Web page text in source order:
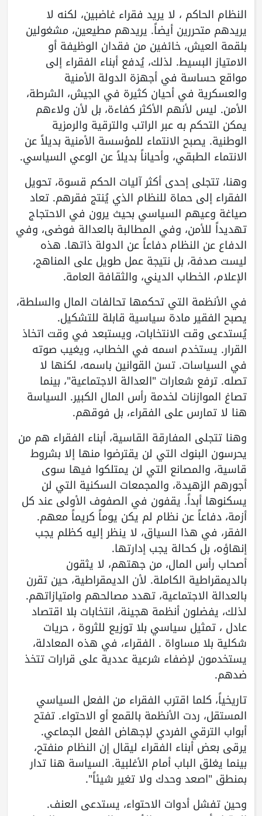
النظام الحاكم ، لا يريد فقراء غاضبين، لكنه لا
يريدهم متحررين أيضاً. يريدهم مطيعين، مشغولين
بلقمة العيش، خائفين من فقدان الوظيفة أو
الامتياز البسيط. لذلك، يُدفع أبناء الفقراء إلى
مواقع حساسة في أجهزة الدولة الأمنية
والعسكرية في أحيان كثيرة في الجيش، الشرطة،
الأمن. ليس لأنهم الأكثر كفاءة، بل لأن ولاءهم
يمكن التحكم به عبر الراتب والترقية والرمزية
الوطنية. يصبح الانتماء للمؤسسة الأمنية بديلاً عن
الانتماء الطبقي، وأحياناً بديلاً عن الوعي السياسي.
وهنا، تتجلى إحدى أكثر آليات الحكم قسوة، تحويل
الفقراء إلى حماة للنظام الذي يُنتج فقرهم. تعاد
صياغة وعيهم السياسي بحيث يرون في الاحتجاج
تهديداً للأمن، وفي المطالبة بالعدالة فوضى، وفي
الدفاع عن النظام دفاعاً عن الدولة ذاتها. هذه
ليست صدفة، بل نتيجة عمل طويل على المناهج،
الإعلام، الخطاب الديني، والثقافة العامة.
في الأنظمة التي تحكمها تحالفات المال والسلطة،
يصبح الفقير مادة سياسية قابلة للتشكيل.
يُستدعى وقت الانتخابات، ويستبعد في وقت اتخاذ
القرار. يستخدم اسمه في الخطاب، ويغيب صوته
في السياسات. تسن القوانين باسمه، لكنها لا
تصله. ترفع شعارات "العدالة الاجتماعية"، بينما
تصاغ الموازنات لخدمة رأس المال الكبير. السياسة
هنا لا تمارس على الفقراء، بل فوقهم.
وهنا تتجلى المفارقة القاسية، أبناء الفقراء هم من
يحرسون البنوك التي لن يقترضوا منها إلا بشروط
قاسية، والمصانع التي لن يمتلكوا فيها سوى
أجورهم الزهيدة، والمجمعات السكنية التي لن
يسكنوها أبداً. يقفون في الصفوف الأولى عند كل
أزمة، دفاعاً عن نظام لم يكن يوماً كريماً معهم.
الفقر، في هذا السياق، لا ينظر إليه كظلم يجب
إنهاؤه، بل كحالة يجب إدارتها.
أصحاب رأس المال، من جهتهم، لا يثقون
بالديمقراطية الكاملة. لأن الديمقراطية، حين تقرن
بالعدالة الاجتماعية، تهدد مصالحهم وامتيازاتهم.
لذلك، يفضلون أنظمة هجينة، انتخابات بلا اقتصاد
عادل ، تمثيل سياسي بلا توزيع للثروة ، حريات
شكلية بلا مساواة . الفقراء، في هذه المعادلة،
يستخدمون لإضفاء شرعية عددية على قرارات تتخذ
ضدهم.
تاريخياً، كلما اقترب الفقراء من الفعل السياسي
المستقل، ردت الأنظمة بالقمع أو الاحتواء. تفتح
أبواب الترقي الفردي لإجهاض الفعل الجماعي.
يرقى بعض أبناء الفقراء ليقال إن النظام منفتح،
بينما يغلق الباب أمام الأغلبية. السياسة هنا تدار
بمنطق "اصعد وحدك ولا تغير شيئاً".
وحين تفشل أدوات الاحتواء، يستدعى العنف.